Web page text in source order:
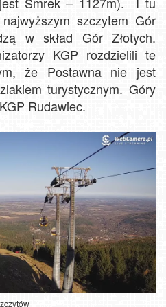
szczytem Gór
w skład Gór Złotych.
KGP rozdzielili te
że Postawna nie jest
turystycznym. Góry
Rudawiec.